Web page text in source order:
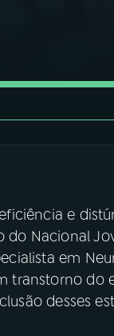
e
Nacional
em
transtorno do
desses